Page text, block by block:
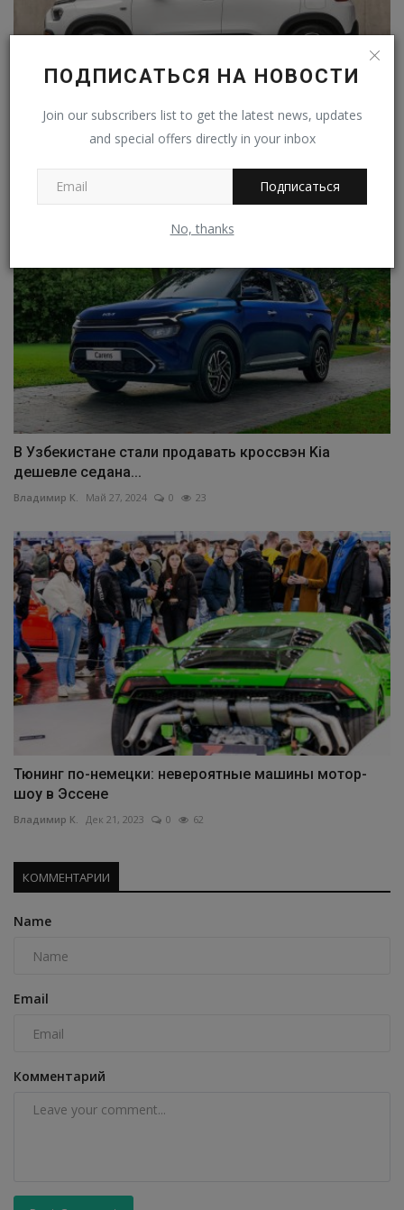
ПОДПИСАТЬСЯ НА НОВОСТИ
Join our subscribers list to get the latest news, updates
and special offers directly in your inbox
Подписаться
No, thanks
Stellantis думает о выпуске электромобилей в Индии,
В Узбекистане стали продавать кроссвэн Kia
дешевле седана...
Владимир К. Май 27, 2024 0 23
Тюнинг по-немецки: невероятные машины мотор-
шоу в Эссене
Владимир К. Дек 21, 2023 0 62
КОММЕНТАРИИ
Name
Email
Комментарий